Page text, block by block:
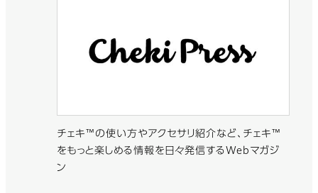
チェキ™の使い方やアクセサリ紹介など、チェキ™
をもっと楽しめる情報を日々発信するWebマガジ
ン